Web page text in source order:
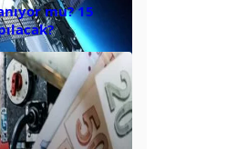
mu? 15